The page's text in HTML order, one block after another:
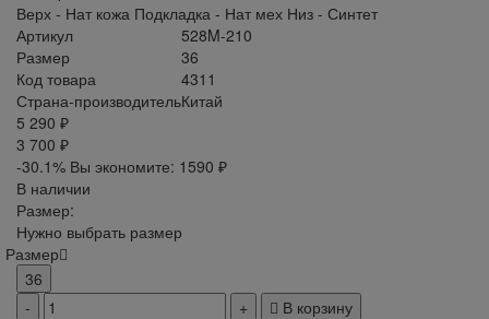
Верх - Нат кожа Подкладка - Нат мех Низ - Синтет
Артикул
528M-210
Размер
36
Код товара
4311
Страна-производительКитай
5 290 ₽
3 700 ₽
-30.1% Вы экономите: 1590 ₽
В наличии
Размер:
Нужно выбрать размер
Размер
36
В корзину